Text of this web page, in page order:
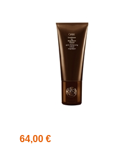
64,00 €